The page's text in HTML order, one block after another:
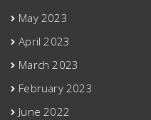
May 2023
April 2023
March 2023
February 2023
June 2022